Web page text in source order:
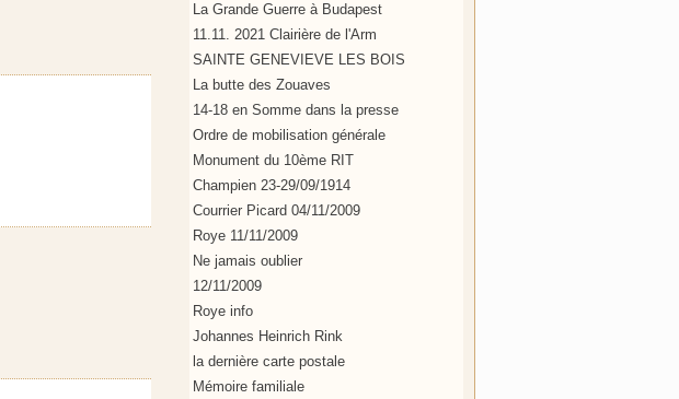
La Grande Guerre à Budapest
11.11. 2021 Clairière de l'Arm
SAINTE GENEVIEVE LES BOIS
La butte des Zouaves
14-18 en Somme dans la presse
Ordre de mobilisation générale
Monument du 10ème RIT
Champien 23-29/09/1914
Courrier Picard 04/11/2009
Roye 11/11/2009
Ne jamais oublier
12/11/2009
Roye info
Johannes Heinrich Rink
la dernière carte postale
Mémoire familiale